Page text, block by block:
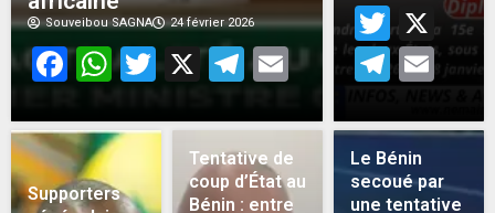
Souveibou SAGNA 24 février 2026
Facebook
WhatsApp
Twitter
X Telegram
Email
X
Supporters
Tentative de
coup d’État au
Bénin : entre
Le Bénin
secoué par
une tentative